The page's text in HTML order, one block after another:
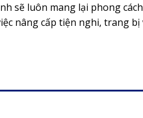
sẽ luôn mang lại phong
nâng cấp tiện nghi, trang